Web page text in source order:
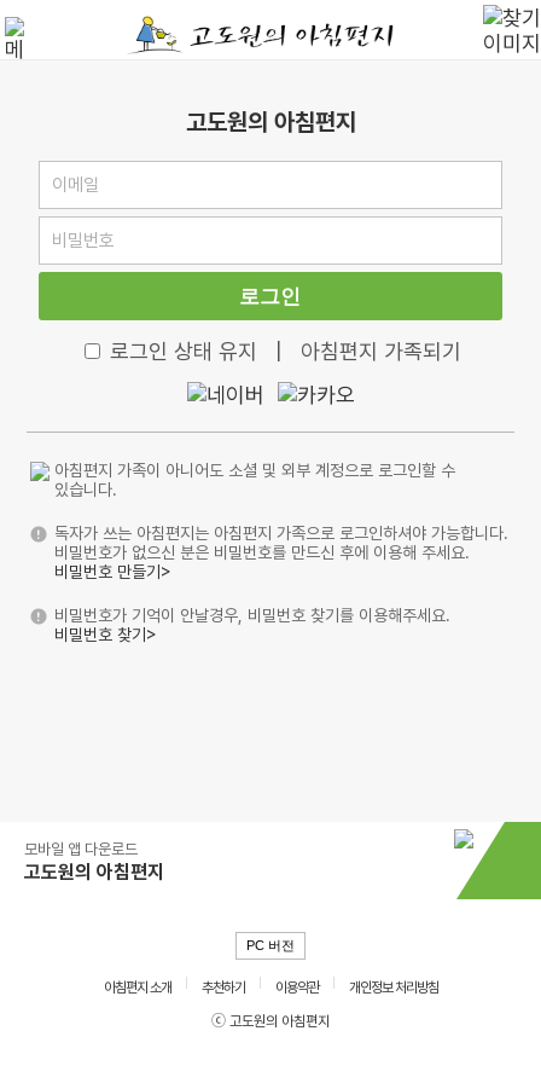
고도원의 아침편지
로그인
로그인 상태 유지 아침편지 가족되기
아침편지 가족이 아니어도 소셜 및 외부 계정으로 로그인할 수
있습니다.
독자가 쓰는 아침편지는 아침편지 가족으로 로그인하셔야 가능합니다.
비밀번호가 없으신 분은 비밀번호를 만드신 후에 이용해 주세요.
비밀번호 만들기>
비밀번호가 기억이 안날경우, 비밀번호 찾기를 이용해주세요.
비밀번호 찾기>
모바일 앱 다운로드
고도원의 아침편지
PC 버전
아침편지 소개 추천하기 이용약관
개인정보 처리방침
ⓒ 고도원의 아침편지